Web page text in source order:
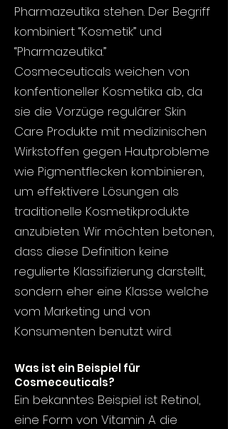
Pharmazeutika stehen. Der Begriff
kombiniert “Kosmetik” und
“Pharmazeutika.”
Cosmeceuticals weichen von
konfentioneller Kosmetika ab, da
sie die Vorzüge regulärer Skin
Care Produkte mit medizinischen
Wirkstoffen gegen Hautprobleme
wie Pigmentflecken kombinieren,
um effektivere Lösungen als
traditionelle Kosmetikprodukte
anzubieten. Wir möchten betonen,
dass diese Definition keine
regulierte Klassifizierung darstellt,
sondern eher eine Klasse welche
vom Marketing und von
Konsumenten benutzt wird.
Was ist ein Beispiel für
Cosmeceuticals?
Ein bekanntes Beispiel ist Retinol,
eine Form von Vitamin A die